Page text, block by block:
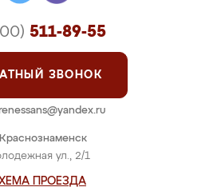
Краснознаменск
ул., 2/1
ПРОЕЗДА
511-89-55
ЗВОНОК